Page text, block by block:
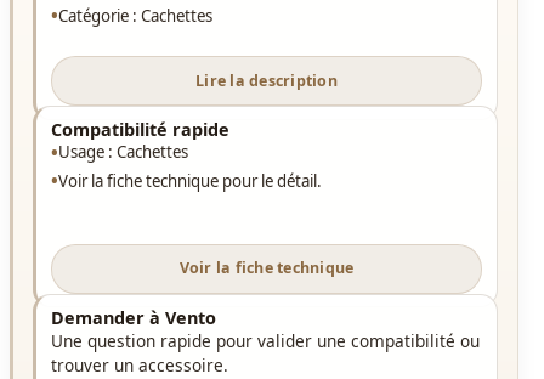
Catégorie : Cachettes
Lire la description
Compatibilité rapide
Usage : Cachettes
Voir la fiche technique pour le détail.
Voir la fiche technique
Demander à Vento
Une question rapide pour valider une compatibilité ou
trouver un accessoire.